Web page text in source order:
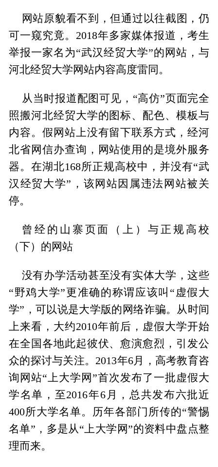
网站原貌看不到，但通过以往截图，仍
可一窥究竟。2018年多家媒体报道，考生
举报一家名为“武汉经贸大学”的网站，与
河北经贸大学网站内容高度雷同。
从当时报道配图可见，“高仿”页面完全
照搬河北经贸大学的图标、配色、模板与
内容。假网站上没有留下联系方式，经河
北省网信办查询，网站使用的是境外服务
器。在湖北168所正规高校中，并没有“武
汉经贸大学”，该网站因属违法网站被关
停。
曾经的山寨页面（上）与正规高校
（下）的网站
没有办学活动甚至没有实体大学，这些
“野鸡大学”更准确的称谓应该叫“虚假大
学”，可以说是大学版的网络诈骗。从时间
上来看，大约2010年前后，虚假大学开始
在全国各地此起彼伏、愈演愈烈，引发公
众的探讨与关注。2013年6月，高考教育咨
询网站“上大学网”首次发布了一批虚假大
学名单，至2016年6月，总共发布六批近
400所大学名单。历年各部门所传的“警惕
名单”，多是从“上大学网”的资料中盘点整
理而来。